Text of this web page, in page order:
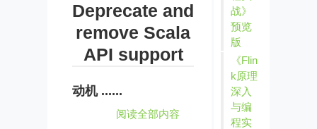
Deprecate and
remove Scala
API support
动机 ......
阅读全部内容
战》
预览
版
《Flin
k原理
深入
与编
程实